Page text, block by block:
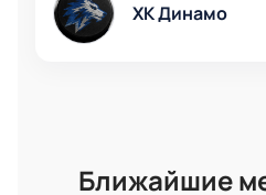
ХК Динамо
Ближайшие